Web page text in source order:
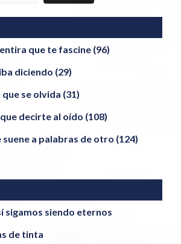
que te fascine (96)
diciendo (29)
se olvida (31)
decirte al oído (108)
suene a palabras de otro (124)
sigamos siendo eternos
de tinta